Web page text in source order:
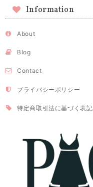
Information
About
Blog
Contact
プライバシーポリシー
特定商取引法に基づく表記